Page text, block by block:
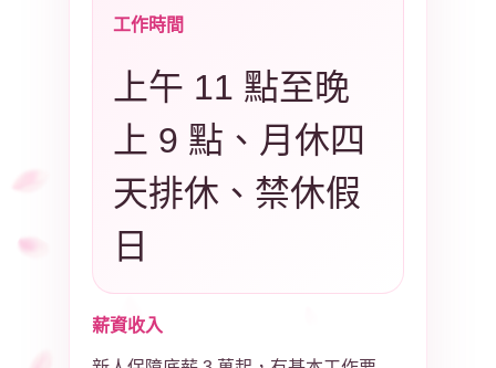
工作時間
上午 11 點至晚
上 9 點、月休四
天排休、禁休假
日
薪資收入